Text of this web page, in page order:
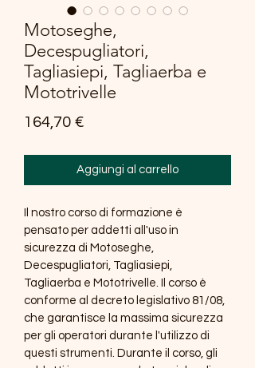
Motoseghe,
Decespugliatori,
Tagliasiepi, Tagliaerba e
Mototrivelle
164,70 €Prezzo
Aggiungi al carrello
Il nostro corso di formazione è
pensato per addetti all'uso in
sicurezza di Motoseghe,
Decespugliatori, Tagliasiepi,
Tagliaerba e Mototrivelle. Il corso è
conforme al decreto legislativo 81/08,
che garantisce la massima sicurezza
per gli operatori durante l'utilizzo di
questi strumenti. Durante il corso, gli